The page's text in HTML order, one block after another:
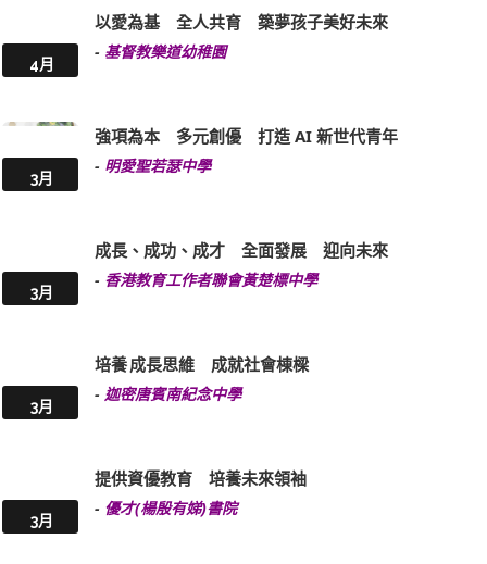
4月
以愛為基 全人共育 築夢孩子美好未來
- 基督教樂道幼稚園
3月
強項為本 多元創優 打造 AI 新世代青年
- 明愛聖若瑟中學
3月
成長、成功、成才 全面發展 迎向未來
- 香港教育工作者聯會黃楚標中學
3月
培養 成長思維 成就社會棟樑
- 迦密唐賓南紀念中學
3月
提供資優教育 培養未來領袖
- 優才(楊殷有娣)書院